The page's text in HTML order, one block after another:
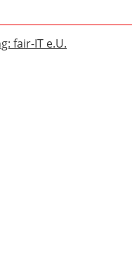
fair-IT e.U.